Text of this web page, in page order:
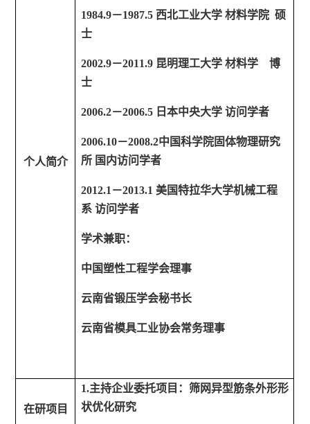
个人简介
1984.9－1987.5 西北工业大学 材料学院 硕
士
2002.9－2011.9 昆明理工大学 材料学
博
士
2006.2－2006.5 日本中央大学 访问学者
2006.10－2008.2中国科学院固体物理研究
所 国内访问学者
2012.1 －2013.1 美国特拉华大学机械工程
系 访问学者
学术兼职：
中国塑性工程学会理事
云南省锻压学会秘书长
云南省模具工业协会常务理事
在研项目
1.主持企业委托项目：筛网异型筋条外形形
状优化研究